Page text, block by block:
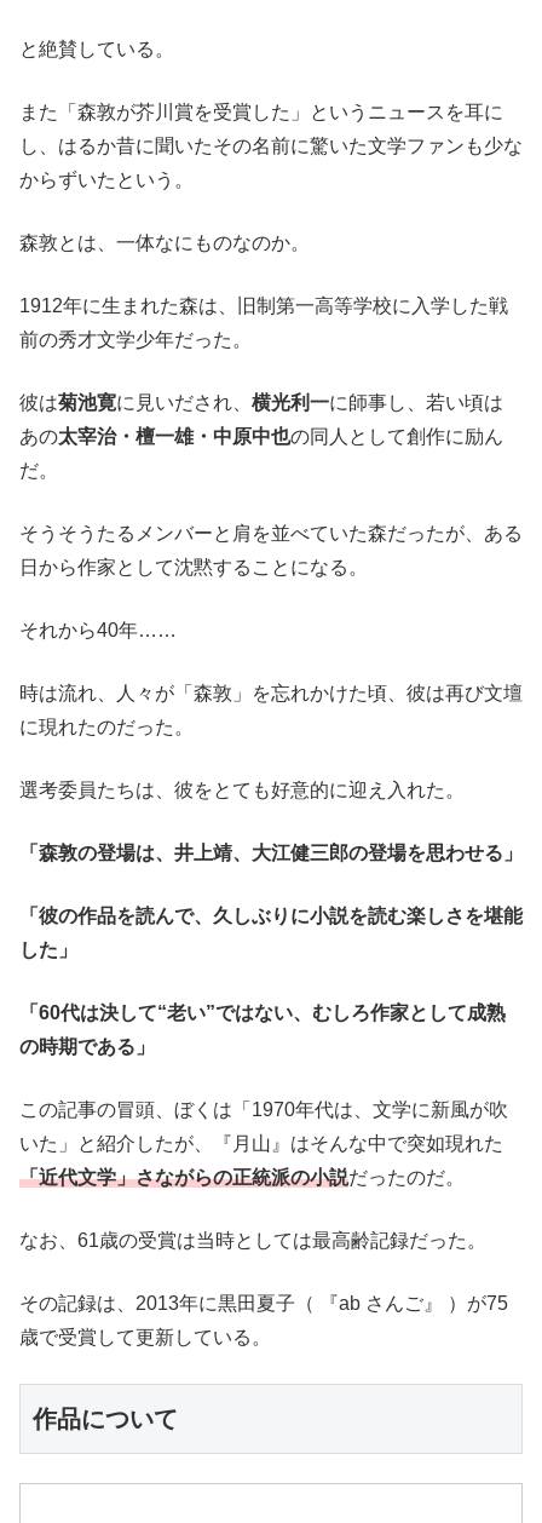
と絶賛している。
また「森敦が芥川賞を受賞した」というニュースを耳に
し、はるか昔に聞いたその名前に驚いた文学ファンも少な
からずいたという。
森敦とは、一体なにものなのか。
1912年に生まれた森は、旧制第一高等学校に入学した戦
前の秀才文学少年だった。
彼は菊池寛に見いだされ、 横光利一に師事し、若い頃は
あの太宰治・檀一雄・中原中也の同人として創作に励ん
だ。
そうそうたるメンバーと肩を並べていた森だったが、ある
日から作家として沈黙することになる。
それから40年……
時は流れ、人々が「森敦」を忘れかけた頃、彼は再び文壇
に現れたのだった。
選考委員たちは、彼をとても好意的に迎え入れた。
「森敦の登場は、井上靖、大江健三郎の登場を思わせる」
「彼の作品を読んで、久しぶりに小説を読む楽しさを堪能
した」
「60代は決して“老い”ではない、むしろ作家として成熟
の時期である」
この記事の冒頭、ぼくは「1970年代は、文学に新風が吹
いた」と紹介したが、『月山』はそんな中で突如現れた
「近代文学」さながらの正統派の小説だったのだ。
なお、61歳の受賞は当時としては最高齢記録だった。
その記録は、2013年に黒田夏子（ 『ab さんご』 ）が75
歳で受賞して更新している。
作品について